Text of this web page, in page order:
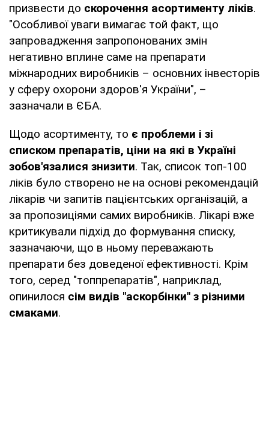
призвести до скорочення асортименту ліків.
"Особливої уваги вимагає той факт, що
запровадження запропонованих змін
негативно вплине саме на препарати
міжнародних виробників – основних інвесторів
у сферу охорони здоров'я України", –
зазначали в ЄБА.
Щодо асортименту, то є проблеми і зі
списком препаратів, ціни на які в Україні
зобов'язалися знизити. Так, список топ-100
ліків було створено не на основі рекомендацій
лікарів чи запитів пацієнтських організацій, а
за пропозиціями самих виробників. Лікарі вже
критикували підхід до формування списку,
зазначаючи, що в ньому переважають
препарати без доведеної ефективності. Крім
того, серед "топпрепаратів", наприклад,
опинилося сім видів "аскорбінки" з різними
смаками.